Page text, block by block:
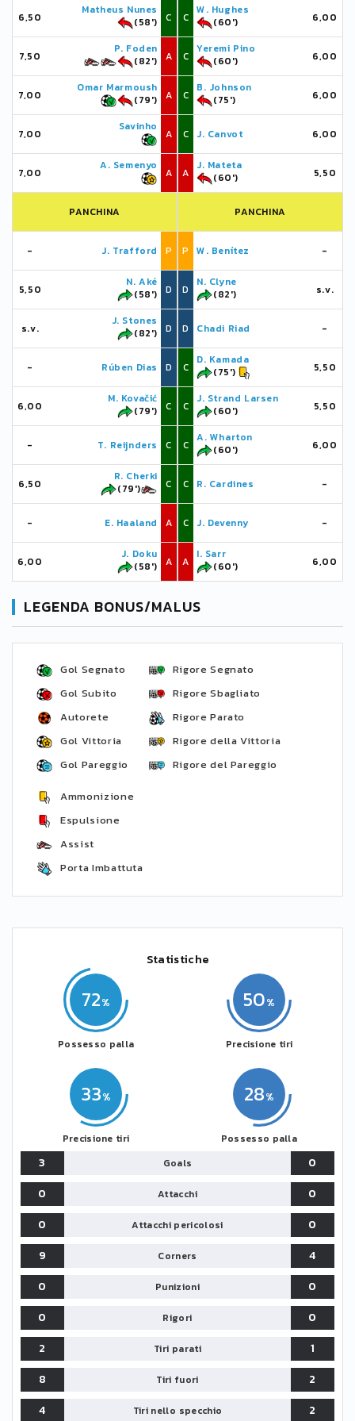
6,50
Matheus Nunes
(58')
C
7,50
P. Foden
(82')
A
7,00
Omar Marmoush
(79')
A
7,00
Savinho
A
7,00
A. Semenyo
A
PANCHINA
- J. Trafford P
5,50
N. Aké
(58')
D
s.v.
J. Stones
(82')
D
- Rúben Dias D
6,00
M. Kovačić
(79')
C
- T. Reijnders C
6,50
R. Cherki
(79')
C
- E. Haaland A
6,00
J. Doku
(58')
A
C
W. Hughes
(60')
6,00
C
Yeremi Pino
(60')
6,00
C
B. Johnson
(75')
6,00
C J. Canvot 6,00
A
J. Mateta
(60')
5,50
PANCHINA
P W. Benítez -
D
N. Clyne
(82')
s.v.
D Chadi Riad -
C
D. Kamada
(75')
5,50
C
J. Strand Larsen
(60')
5,50
C
A. Wharton
(60')
6,00
C R. Cardines -
C J. Devenny -
A
I. Sarr
(60')
6,00
LEGENDA BONUS/MALUS
Gol Segnato
Gol Subito
Autorete
Gol Vittoria
Gol Pareggio
Rigore Segnato
Rigore Sbagliato
Rigore Parato
Rigore della Vittoria
Rigore del Pareggio
Ammonizione
Espulsione
Assist
Porta Imbattuta
Statistiche
72
Possesso palla
33
Precisione tiri
28
Possesso palla
50
Precisione tiri
3 Goals
0
0
Attacchi
0
0
Attacchi pericolosi
0
9
Corners
4
0
Punizioni
0
0
Rigori
0
2
Tiri parati
1
8
Tiri fuori
2
4
Tiri nello specchio 2